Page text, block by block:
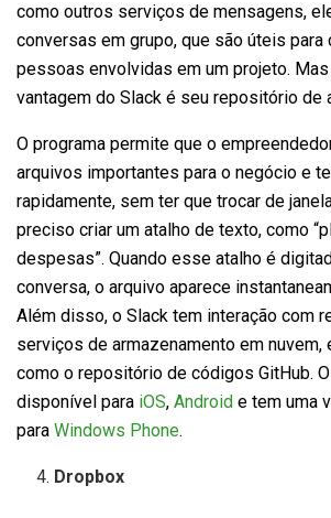
como outros serviços de mensagens,
conversas em grupo, que são úteis para
pessoas envolvidas em um projeto. Mas
vantagem do Slack é seu repositório de
O programa permite que o
arquivos importantes para o negócio e
rapidamente, sem ter que trocar de
preciso criar um atalho de texto, como
despesas”. Quando esse atalho é
conversa, o arquivo aparece
Além disso, o Slack tem interação com
serviços de armazenamento em
como o repositório de códigos GitHub.
disponível para iOS, Android e tem uma
para Windows Phone.
Dropbox